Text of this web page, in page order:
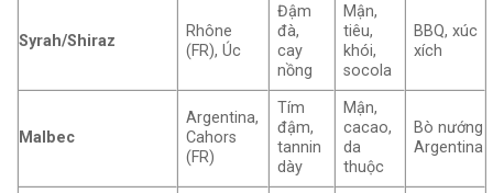
Syrah/Shiraz
Rhône
(FR), Úc
Đậm
đà,
cay
nồng
Mận,
tiêu,
khói,
socola
BBQ, xúc
xích
Malbec
Argentina,
Cahors
(FR)
Tím
đậm,
tannin
dày
Mận,
cacao,
da
thuộc
Bò nướng
Argentina